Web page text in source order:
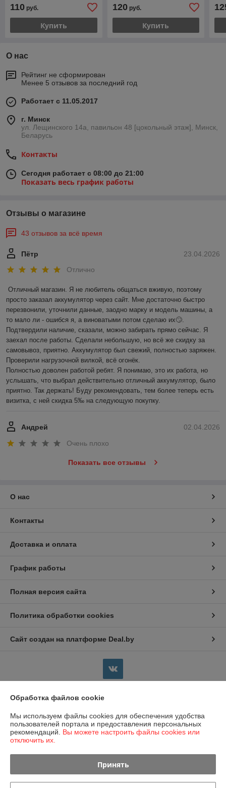
110 руб.
Купить
120руб.
Купить
О нас
Рейтинг не сформирован
Менее 5 отзывов за последний год
Работает с 11.05.2017
г. Минск
ул. Лещинского 14а, павильон 48 [цокольный этаж], Минск,
Беларусь
Контакты
Сегодня работает с 08:00 до 21:00
Показать весь график работы
Отзывы о магазине
43 отзывов за всё время
23.04.2026
Пётр
Отлично
Отличный магазин. Я не любитель общаться вживую, поэтому
просто заказал аккумулятор через сайт. Мне достаточно быстро
перезвонили, уточнили данные, заодно марку и модель машины, а
то мало ли - ошибся я, а виноватыми потом сделаю их🙄.
Подтвердили наличие, сказали, можно забирать прямо сейчас. Я
заехал после работы. Сделали небольшую, но всё же скидку за
самовывоз, приятно. Аккумулятор был свежий, полностью заряжен.
Проверили нагрузочной вилкой, всё огонёк.
Полностью доволен работой ребят. Я понимаю, это их работа, но
услышать, что выбрал действительно отличный аккумулятор, было
приятно. Так держать! Буду рекомендовать, тем более теперь есть
визитка, с ней скидка 5‰ на следующую покупку.
02.04.2026
Андрей
Очень плохо
Показать все отзывы
О нас
Контакты
Доставка и оплата
График работы
Полная версия сайта
Политика обработки cookies
Сайт создан на платформе Deal.by
Юридическое лицо:Общество с ограниченной ответственностью
г. Минск, ул. Лещинского, 14А, п.48 Почтовый адрес 220091, а/я 14
Регистрационный орган: Минский горисполком
Обработка файлов cookie
Мы используем файлы cookies для обеспечения удобства
пользователей портала и предоставления персональных
рекомендаций. Вы можете настроить файлы cookies или
отключить их.
Принять